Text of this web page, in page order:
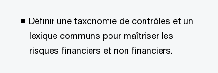
Définir une taxonomie de contrôles et un
lexique communs pour maîtriser les
risques financiers et non financiers.